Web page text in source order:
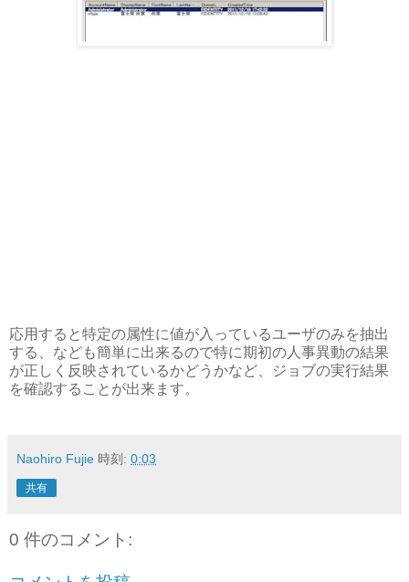
応用すると特定の属性に値が入っているユーザのみを抽出
する、なども簡単に出来るので特に期初の人事異動の結果
が正しく反映されているかどうかなど、ジョブの実行結果
を確認することが出来ます。
Naohiro Fujie 時刻: 0:03
共有
0 件のコメント: